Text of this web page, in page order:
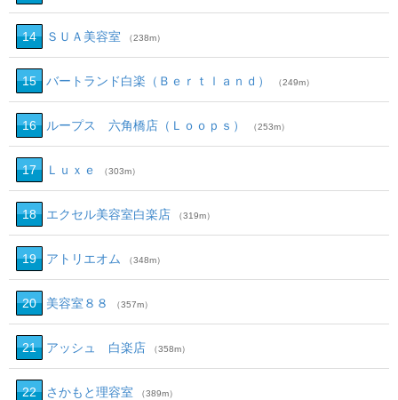
14 ＳＵＡ美容室 （238m）
15 バートランド白楽（Ｂｅｒｔｌａｎｄ） （249m）
16 ループス 六角橋店（Ｌｏｏｐｓ） （253m）
17 Ｌｕｘｅ （303m）
18 エクセル美容室白楽店 （319m）
19 アトリエオム （348m）
20 美容室８８ （357m）
21 アッシュ 白楽店 （358m）
22 さかもと理容室 （389m）